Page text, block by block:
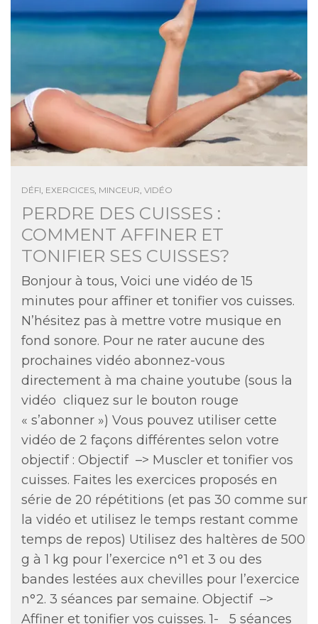
DÉFI, EXERCICES, MINCEUR, VIDÉO
PERDRE DES CUISSES :
COMMENT AFFINER ET
TONIFIER SES CUISSES?
Bonjour à tous, Voici une vidéo de 15
minutes pour affiner et tonifier vos cuisses.
N’hésitez pas à mettre votre musique en
fond sonore. Pour ne rater aucune des
prochaines vidéo abonnez-vous
directement à ma chaine youtube (sous la
vidéo cliquez sur le bouton rouge
« s’abonner ») Vous pouvez utiliser cette
vidéo de 2 façons différentes selon votre
objectif : Objectif –> Muscler et tonifier vos
cuisses. Faites les exercices proposés en
série de 20 répétitions (et pas 30 comme sur
la vidéo et utilisez le temps restant comme
temps de repos) Utilisez des haltères de 500
g à 1 kg pour l’exercice n°1 et 3 ou des
bandes lestées aux chevilles pour l’exercice
n°2. 3 séances par semaine. Objectif –>
Affiner et tonifier vos cuisses. 1- 5 séances